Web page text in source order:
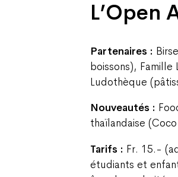
L’Open
Partenaires :
boissons),
Ludothèque
Nouveautés :
thaïlandaise
Tarifs : Fr. 15.-
étudiants et